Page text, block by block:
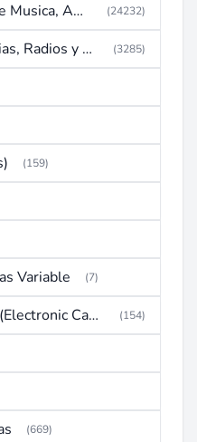
AUDIO (Equipos de Musica, Amplificadores, Reproductores, Etc) (24232)
Autoradio (Potencias, Radios y DVD) (3285)
(159)
Variable (7)
Caja Registradora (Electronic Cash Register) (154)
(669)